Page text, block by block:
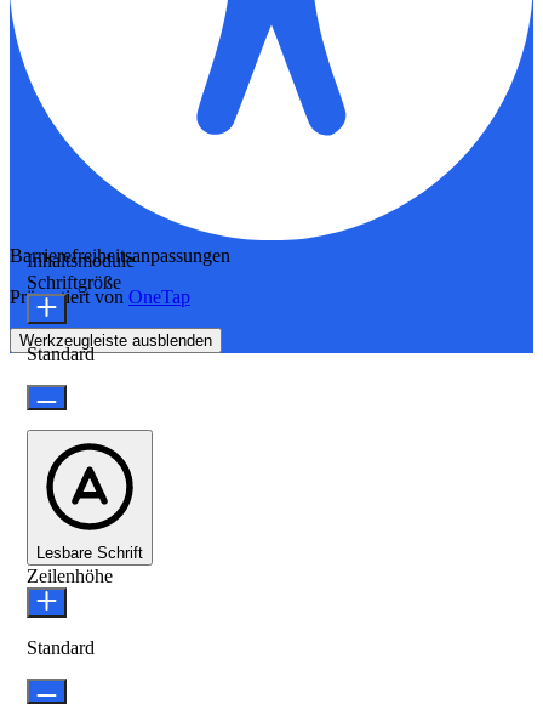
Barrierefreiheitsanpassungen
Präsentiert von OneTap
Werkzeugleiste ausblenden
Inhaltsmodule
Schriftgröße
Standard
Lesbare Schrift
Zeilenhöhe
Standard